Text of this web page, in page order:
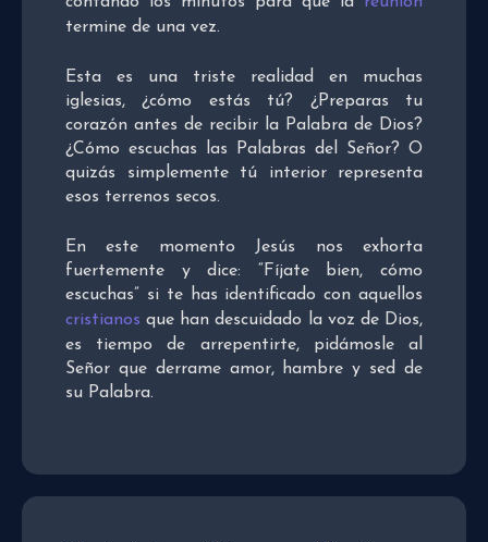
termine de una vez.
Esta es una triste realidad en muchas
iglesias, ¿cómo estás tú? ¿Preparas tu
corazón antes de recibir la Palabra de Dios?
¿Cómo escuchas las Palabras del Señor? O
quizás simplemente tú interior representa
esos terrenos secos.
En este momento Jesús nos exhorta
fuertemente y dice: “Fíjate bien, cómo
escuchas” si te has identificado con aquellos
cristianos que han descuidado la voz de Dios,
es tiempo de arrepentirte, pidámosle al
Señor que derrame amor, hambre y sed de
su Palabra.